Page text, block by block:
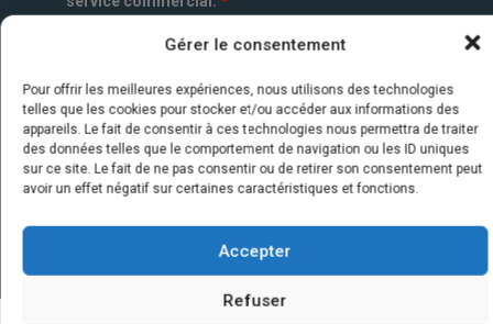
Gérer le consentement
Pour offrir les meilleures expériences, nous utilisons des technologies
telles que les cookies pour stocker et/ou accéder aux informations des
appareils. Le fait de consentir à ces technologies nous permettra de traiter
des données telles que le comportement de navigation ou les ID uniques
sur ce site. Le fait de ne pas consentir ou de retirer son consentement peut
avoir un effet négatif sur certaines caractéristiques et fonctions.
Accepter
Refuser